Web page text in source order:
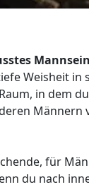
Weisheit
in dem
Männern
für
du nach